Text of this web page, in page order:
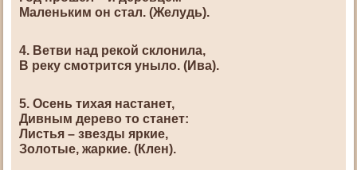
Маленьким он стал. (Желудь).
4. Ветви над рекой склонила,
В реку смотрится уныло. (Ива).
5. Осень тихая настанет,
Дивным дерево то станет:
Листья – звезды яркие,
Золотые, жаркие. (Клен).